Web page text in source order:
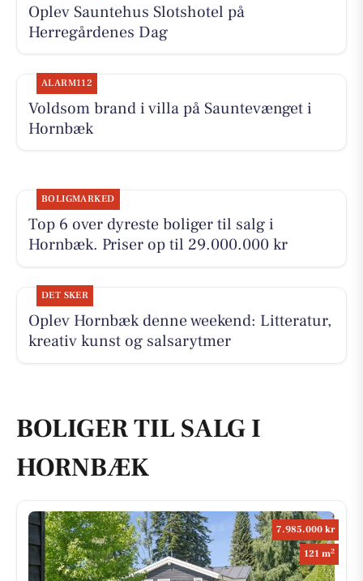
Oplev Sauntehus Slotshotel på
Herregårdenes Dag
ALARM112
Voldsom brand i villa på Sauntevænget i
Hornbæk
BOLIGMARKED
Top 6 over dyreste boliger til salg i
Hornbæk. Priser op til 29.000.000 kr
DET SKER
Oplev Hornbæk denne weekend: Litteratur,
kreativ kunst og salsarytmer
BOLIGER TIL SALG I
HORNBÆK
7.985.000 kr
121 m2